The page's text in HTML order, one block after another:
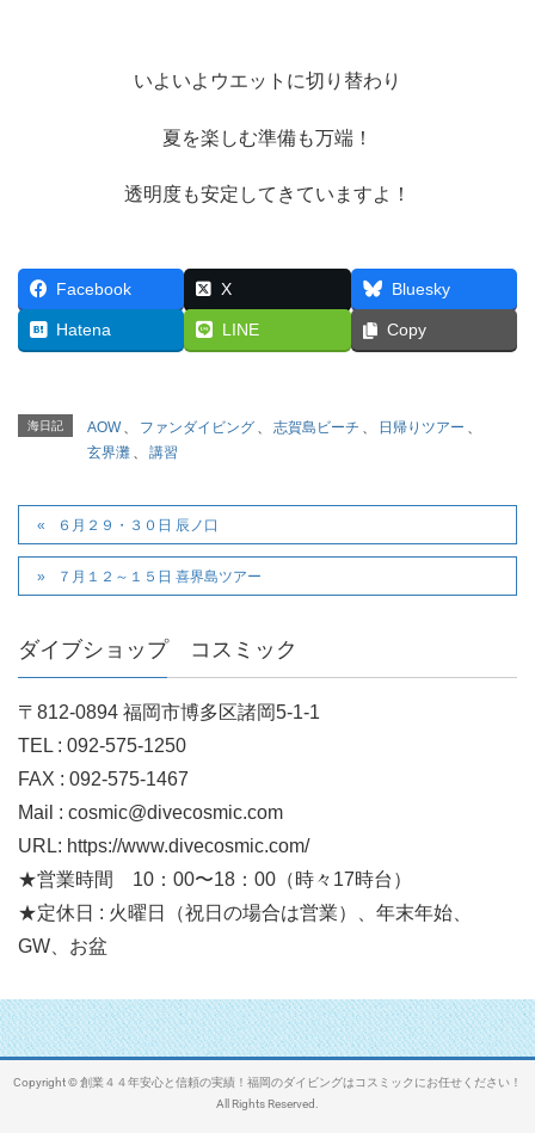
いよいよウエットに切り替わり
夏を楽しむ準備も万端！
透明度も安定してきていますよ！
Facebook X Bluesky
Hatena LINE Copy
海日記 AOW 、 ファンダイビング 、 志賀島ビーチ 、 日帰りツアー 、
玄界灘 、 講習
６月２９・３０日 辰ノ口
７月１２～１５日 喜界島ツアー
ダイブショップ コスミック
〒812-0894 福岡市博多区諸岡5-1-1
TEL : 092-575-1250
FAX : 092-575-1467
Mail : cosmic@divecosmic.com
URL: https://www.divecosmic.com/
★営業時間 10：00〜18：00（時々17時台）
★定休日 : 火曜日（祝日の場合は営業）、年末年始、
GW、お盆
Copyright © 創業４４年安心と信頼の実績！福岡のダイビングはコスミックにお任せください！
All Rights Reserved.